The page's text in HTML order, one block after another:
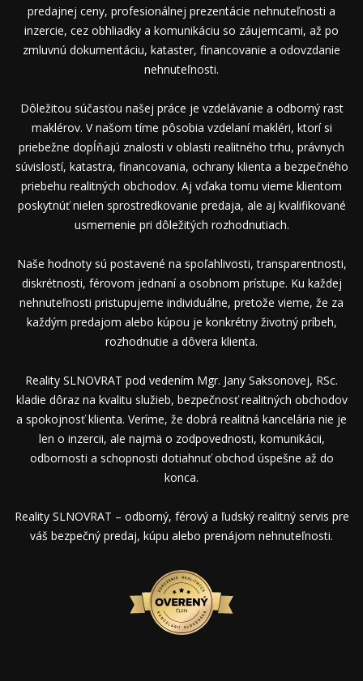
predajnej ceny, profesionálnej prezentácie nehnuteľnosti a
inzercie, cez obhliadky a komunikáciu so záujemcami, až po
zmluvnú dokumentáciu, kataster, financovanie a odovzdanie
nehnuteľnosti.
Dôležitou súčasťou našej práce je vzdelávanie a odborný rast
maklérov. V našom tíme pôsobia vzdelaní makléri, ktorí si
priebežne dopĺňajú znalosti v oblasti realitného trhu, právnych
súvislostí, katastra, financovania, ochrany klienta a bezpečného
priebehu realitných obchodov. Aj vďaka tomu vieme klientom
poskytnúť nielen sprostredkovanie predaja, ale aj kvalifikované
usmernenie pri dôležitých rozhodnutiach.
Naše hodnoty sú postavené na spoľahlivosti, transparentnosti,
diskrétnosti, férovom jednaní a osobnom prístupe. Ku každej
nehnuteľnosti pristupujeme individuálne, pretože vieme, že za
každým predajom alebo kúpou je konkrétny životný príbeh,
rozhodnutie a dôvera klienta.
Reality SLNOVRAT pod vedením Mgr. Jany Saksonovej, RSc.
kladie dôraz na kvalitu služieb, bezpečnosť realitných obchodov
a spokojnosť klienta. Veríme, že dobrá realitná kancelária nie je
len o inzercii, ale najmä o zodpovednosti, komunikácii,
odbornosti a schopnosti dotiahnuť obchod úspešne až do
konca.
Reality SLNOVRAT – odborný, férový a ľudský realitný servis pre
váš bezpečný predaj, kúpu alebo prenájom nehnuteľnosti.